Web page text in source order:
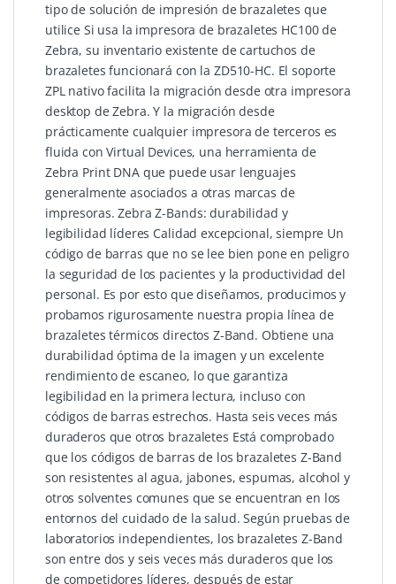
tipo de solución de impresión de brazaletes que
utilice Si usa la impresora de brazaletes HC100 de
Zebra, su inventario existente de cartuchos de
brazaletes funcionará con la ZD510-HC. El soporte
ZPL nativo facilita la migración desde otra impresora
desktop de Zebra. Y la migración desde
prácticamente cualquier impresora de terceros es
fluida con Virtual Devices, una herramienta de
Zebra Print DNA que puede usar lenguajes
generalmente asociados a otras marcas de
impresoras. Zebra Z-Bands: durabilidad y
legibilidad líderes Calidad excepcional, siempre Un
código de barras que no se lee bien pone en peligro
la seguridad de los pacientes y la productividad del
personal. Es por esto que diseñamos, producimos y
probamos rigurosamente nuestra propia línea de
brazaletes térmicos directos Z-Band. Obtiene una
durabilidad óptima de la imagen y un excelente
rendimiento de escaneo, lo que garantiza
legibilidad en la primera lectura, incluso con
códigos de barras estrechos. Hasta seis veces más
duraderos que otros brazaletes Está comprobado
que los códigos de barras de los brazaletes Z-Band
son resistentes al agua, jabones, espumas, alcohol y
otros solventes comunes que se encuentran en los
entornos del cuidado de la salud. Según pruebas de
laboratorios independientes, los brazaletes Z-Band
son entre dos y seis veces más duraderos que los
de competidores líderes, después de estar